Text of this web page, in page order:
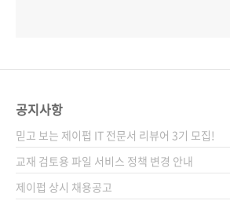
공지사항
믿고 보는 제이펍 IT 전문서 리뷰어 3기 모집!
교재 검토용 파일 서비스 정책 변경 안내
제이펍 상시 채용공고